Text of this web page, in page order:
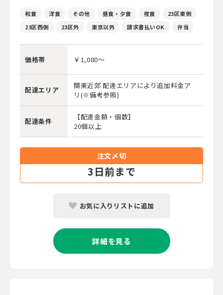
和食 洋食 その他 昼食・夕食 夜食
23区東側
23区西側
23区外 東京以外 請求書払いOK 弁当
価格帯 ￥1,080～
配達エリア
関東近郊 配達エリアにより追加料金ア
リ(※備考参照)
配達条件
【配達金額・個数】
20個以上
注文〆切
3 日前まで
お気に入りリストに追加
詳細を見る